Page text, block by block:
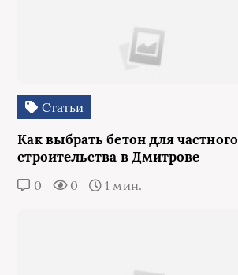
Статьи
Как выбрать бетон для частного
строительства в Дмитрове
0 0 1 мин.